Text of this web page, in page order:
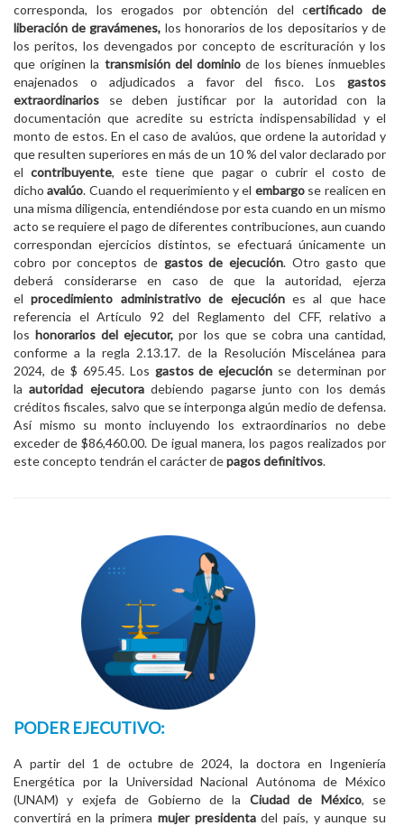
corresponda, los erogados por obtención del certificado de
liberación de gravámenes, los honorarios de los depositarios y de
los peritos, los devengados por concepto de escrituración y los
que originen la transmisión del dominio de los bienes inmuebles
enajenados o adjudicados a favor del fisco. Los gastos
extraordinarios se deben justificar por la autoridad con la
documentación que acredite su estricta indispensabilidad y el
monto de estos. En el caso de avalúos, que ordene la autoridad y
que resulten superiores en más de un 10 % del valor declarado por
elcontribuyente, este tiene que pagar o cubrir el costo de
dichoavalúo. Cuando el requerimiento y el embargose realicen en
una misma diligencia, entendiéndose por esta cuando en un mismo
acto se requiere el pago de diferentes contribuciones, aun cuando
correspondan ejercicios distintos, se efectuará únicamente un
cobro por conceptos de gastos de ejecución. Otro gasto que
deberá considerarse en caso de que la autoridad, ejerza
elprocedimiento administrativo de ejecuciónes al que hace
referencia el Artículo 92 del Reglamento del CFF, relativo a
loshonorarios del ejecutor, por los que se cobra una cantidad,
conforme a la regla 2.13.17. de la Resolución Miscelánea para
2024, de $ 695.45. Los gastos de ejecución se determinan por
laautoridad ejecutoradebiendo pagarse junto con los demás
créditos fiscales, salvo que se interponga algún medio de defensa.
Así mismo su monto incluyendo los extraordinarios no debe
exceder de $86,460.00. De igual manera, los pagos realizados por
este concepto tendrán el carácter depagos definitivos.
PODER EJECUTIVO:
A partir del 1 de octubre de 2024, la doctora en Ingeniería
Energética por la Universidad Nacional Autónoma de México
(UNAM) y exjefa de Gobierno de la Ciudad de México, se
convertirá en la primera mujer presidentadel país, y aunque su